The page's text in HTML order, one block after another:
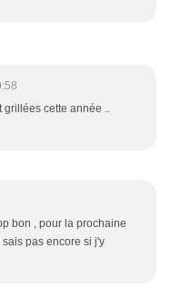
grillées cette année ..
bon , pour la prochaine
pas encore si j'y